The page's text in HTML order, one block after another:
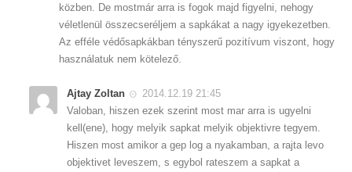
közben. De mostmár arra is fogok majd figyelni, nehogy
véletlenül összecseréljem a sapkákat a nagy igyekezetben.
Az efféle védősapkákban tényszerű pozitívum viszont, hogy
használatuk nem kötelező.
Ajtay Zoltan
2014.12.19 21:45
Valoban, hiszen ezek szerint most mar arra is ugyelni
kell(ene), hogy melyik sapkat melyik objektivre tegyem.
Hiszen most amikor a gep log a nyakamban, a rajta levo
objektivet leveszem, s egybol rateszem a sapkat a